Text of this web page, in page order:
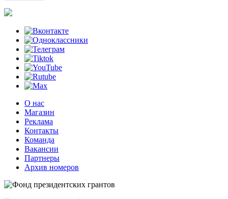
О нас
Магазин
Реклама
Контакты
Команда
Вакансии
Партнеры
Архив номеров